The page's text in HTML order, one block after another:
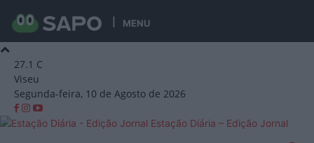
MENU
27.1 C
Viseu
Segunda-feira, 10 de Agosto de 2026
Estação Diária – Edição Jornal